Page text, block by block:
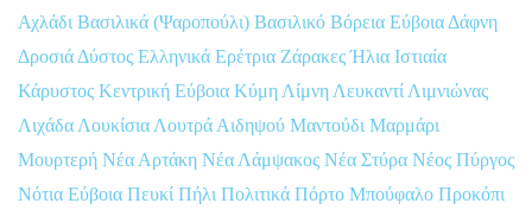
Αχλάδι Βασιλικά (Ψαροπούλι) Βασιλικό Βόρεια Εύβοια Δάφνη
Δροσιά Δύστος Ελληνικά Ερέτρια ΖάρακεςΉλια Ιστιαία
Κάρυστος Κεντρική Εύβοια Κύμη Λίμνη Λευκαντί Λιμνιώνας
Λιχάδα Λουκίσια Λουτρά Αιδηψού Μαντούδι Μαρμάρι
Μουρτερή Νέα Αρτάκη Νέα Λάμψακος Νέα Στύρα Νέος Πύργος
Νότια Εύβοια Πευκί Πήλι Πολιτικά Πόρτο Μπούφαλο Προκόπι